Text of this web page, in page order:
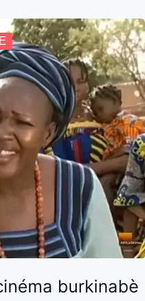
burkinabè